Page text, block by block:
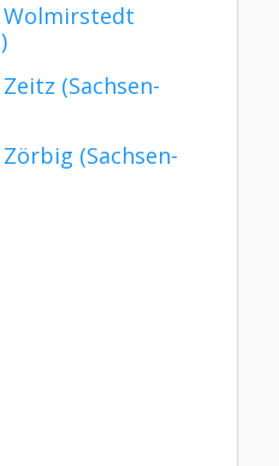
(Sachsen-
(Sachsen-